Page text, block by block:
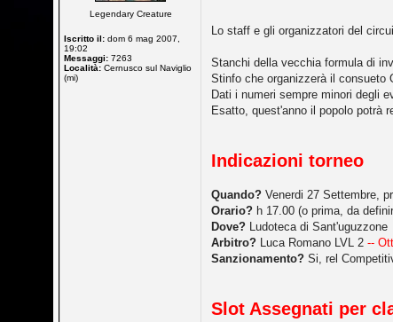
Legendary Creature
Iscritto il: dom 6 mag 2007,
19:02
Messaggi: 7263
Località: Cernusco sul Naviglio
(mi)
Lo staff e gli organizzatori del
Stanchi della vecchia formula di
Stinfo che organizzerà il consueto
Dati i numeri sempre minori degli
Esatto, quest'anno il popolo potrà
Indicazioni torneo
Quando? Venerdi 27 Settembre,
Orario? h 17.00 (o prima, da
Dove? Ludoteca di Sant'uguzzone
Arbitro? Luca Romano LVL 2--
Sanzionamento? Si, rel
Slot Assegnati per